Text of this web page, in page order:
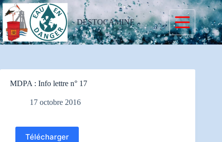
Passer
au
contenu
DESTOCAMINE
MDPA : Info lettre n° 17
17 octobre 2016
Télécharger